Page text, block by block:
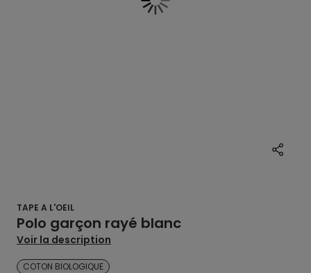
TAPE A L'OEIL
Polo garçon rayé blanc
Voir la description
COTON BIOLOGIQUE